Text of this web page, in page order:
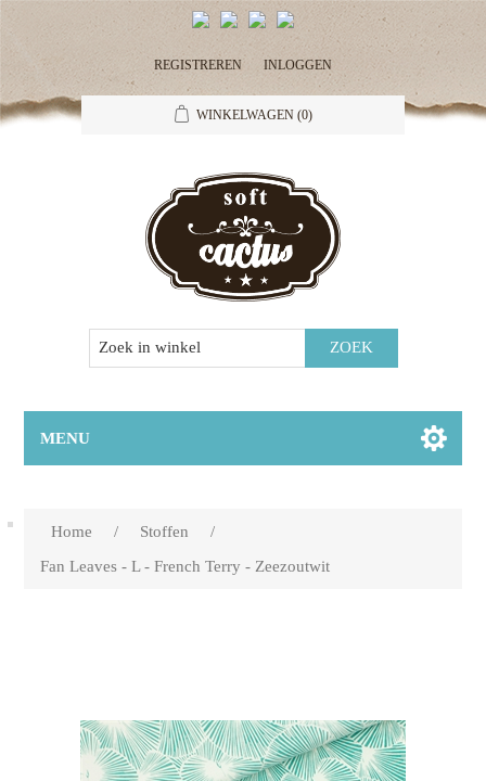
REGISTREREN INLOGGEN
WINKELWAGEN (0)
MENU
Home / Stoffen
/
Fan Leaves - L - French Terry - Zeezoutwit